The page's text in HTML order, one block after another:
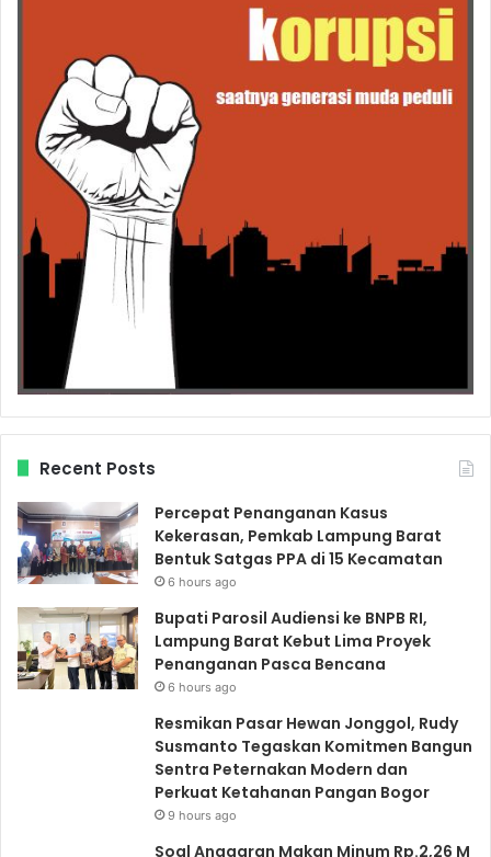
Recent Posts
Percepat Penanganan Kasus
Kekerasan, Pemkab Lampung Barat
Bentuk Satgas PPA di 15 Kecamatan
6 hours ago
Bupati Parosil Audiensi ke BNPB RI,
Lampung Barat Kebut Lima Proyek
Penanganan Pasca Bencana
6 hours ago
Resmikan Pasar Hewan Jonggol, Rudy
Susmanto Tegaskan Komitmen Bangun
Sentra Peternakan Modern dan
Perkuat Ketahanan Pangan Bogor
9 hours ago
Soal Anggaran Makan Minum Rp.2,26 M